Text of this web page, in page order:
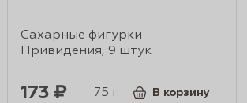
Сахарные фигурки
Привидения, 9 штук
173 ₽ 75 г. В корзину